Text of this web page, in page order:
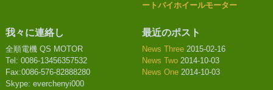
ートバイホイールモーター
我々に連絡し
全順電機 QS MOTOR
Tel: 0086-13456357532
Fax:0086-576-82888280
Skype: everchenyi000
最近のポスト
News Three 2015-02-16
News Two 2014-10-03
News One 2014-10-03